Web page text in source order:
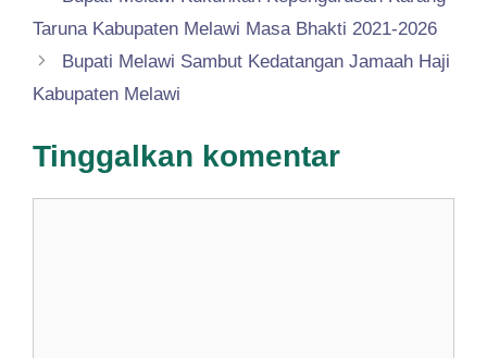
Taruna Kabupaten Melawi Masa Bhakti 2021-2026
Bupati Melawi Sambut Kedatangan Jamaah Haji
Kabupaten Melawi
Tinggalkan komentar